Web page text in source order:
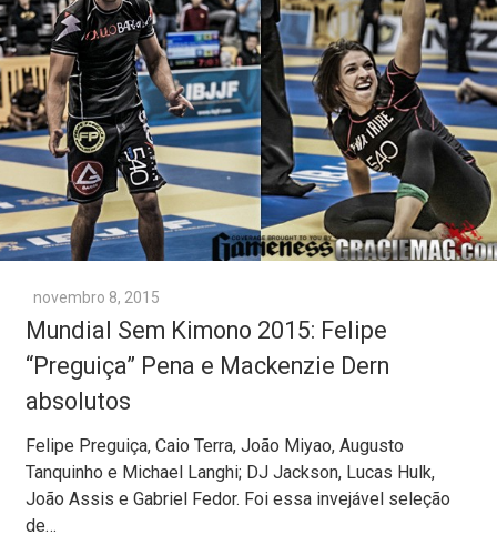
novembro 8, 2015
Mundial Sem Kimono 2015: Felipe
“Preguiça” Pena e Mackenzie Dern
absolutos
Felipe Preguiça, Caio Terra, João Miyao, Augusto
Tanquinho e Michael Langhi; DJ Jackson, Lucas Hulk,
João Assis e Gabriel Fedor. Foi essa invejável seleção
de…